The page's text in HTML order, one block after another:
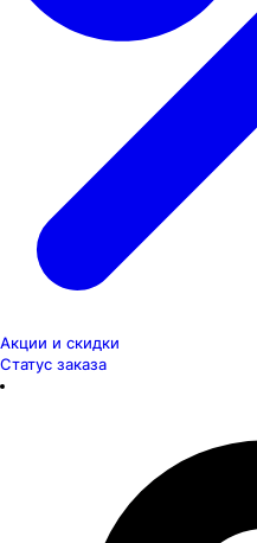
Акции и скидки
Статус заказа